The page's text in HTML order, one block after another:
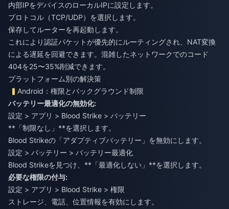
内部IPをデバイスのローカルIPに設定します。
プロトコル（TCP/UDP）を選択します。
保存してルーターを再起動します。
これにより認証パケットが優先的にルーティングされ、NAT変換
による遅延を回避できます。混雑したネットワークでのコード
404を25〜35%削減できます。
プラットフォーム別の解決策
Android：権限とバックグラウンド制限
バッテリー最適化の無効化:
設定 > アプリ > Blood Strike > バッテリー
**「制限なし」**を選択します。
Blood Strikeの「アダプティブバッテリー」を無効にします。
設定 > バッテリー > バッテリー最適化
Blood Strikeを見つけ、**「最適化しない」**を選択します。
必要な権限の付与:
設定 > アプリ > Blood Strike > 権限
ストレージ、電話、位置情報を有効にします。